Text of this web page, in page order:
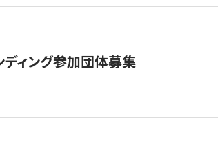
ィング参加団体募集